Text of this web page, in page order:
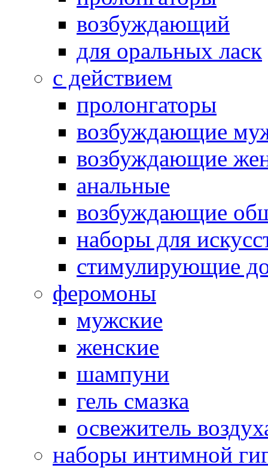
возбуждающий
для оральных ласк
с действием
пролонгаторы
возбуждающие
возбуждающие
анальные
возбуждающие
наборы для
стимулирующие
феромоны
мужские
женские
шампуни
гель смазка
освежитель
наборы интимной